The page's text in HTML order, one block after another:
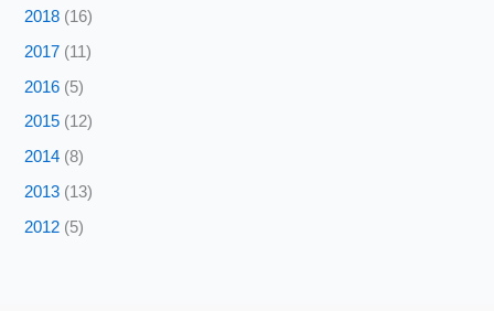
2018 (16)
2017 (11)
2016 (5)
2015 (12)
2014 (8)
2013 (13)
2012 (5)